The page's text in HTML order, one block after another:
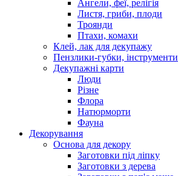
Ангели, феї, релігія
Листя, гриби, плоди
Троянди
Птахи, комахи
Клей, лак для декупажу
Пензлики-губки, інструменти
Декупажні карти
Люди
Різне
Флора
Натюрморти
Фауна
Декорування
Основа для декору
Заготовки під ліпку
Заготовки з дерева